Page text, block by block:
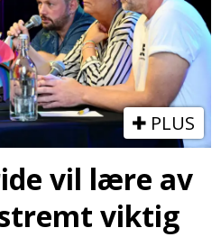
PLUS
vil lære av
viktig